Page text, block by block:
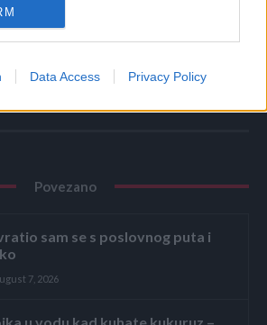
Data Access Privacy Policy
odgovor?
Povezano
sam se s poslovnog puta i
7, 2026